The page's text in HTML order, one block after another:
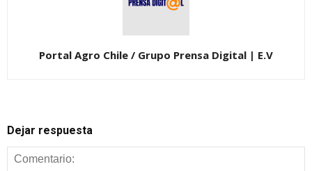
Portal Agro Chile / Grupo Prensa Digital | E.V
Dejar respuesta